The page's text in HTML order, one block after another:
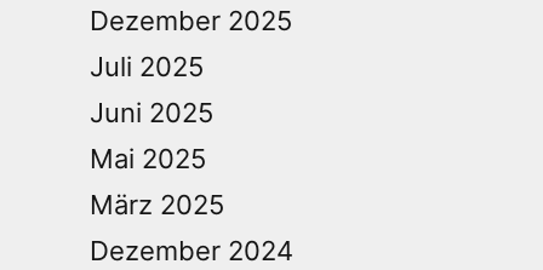
Dezember 2025
Juli 2025
Juni 2025
Mai 2025
März 2025
Dezember 2024